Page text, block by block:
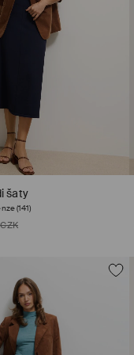
šaty
(141)